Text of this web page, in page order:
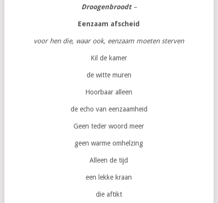
Droogenbroodt –
Eenzaam afscheid
voor hen die, waar ook, eenzaam moeten sterven
Kil de kamer
de witte muren
Hoorbaar alleen
de echo van eenzaamheid
Geen teder woord meer
geen warme omhelzing
Alleen de tijd
een lekke kraan
die aftikt